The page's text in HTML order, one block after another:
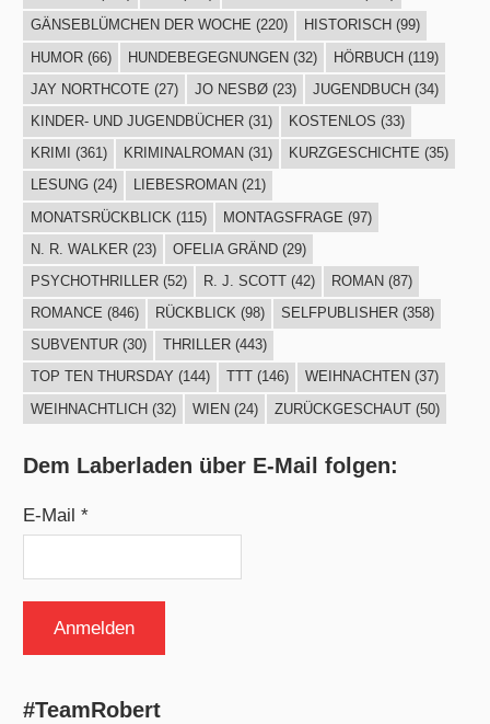
GÄNSEBLÜMCHEN DER WOCHE (220) HISTORISCH (99)
HUMOR(66) HUNDEBEGEGNUNGEN(32) HÖRBUCH(119)
JAY NORTHCOTE (27) JO NESBØ(23) JUGENDBUCH (34)
KINDER- UND JUGENDBÜCHER(31) KOSTENLOS (33)
KRIMI
(361) KRIMINALROMAN (31) KURZGESCHICHTE (35)
LESUNG(24) LIEBESROMAN (21)
MONATSRÜCKBLICK (115) MONTAGSFRAGE (97)
N. R. WALKER(23) OFELIA GRÄND(29)
PSYCHOTHRILLER(52) R. J. SCOTT(42) ROMAN (87)
ROMANCE (846) RÜCKBLICK(98) SELFPUBLISHER(358)
SUBVENTUR(30) THRILLER(443)
TOP TEN THURSDAY (144) TTT(146) WEIHNACHTEN (37)
WEIHNACHTLICH(32) WIEN(24) ZURÜCKGESCHAUT(50)
Dem Laberladen über E-Mail folgen:
E-Mail *
#TeamRobert